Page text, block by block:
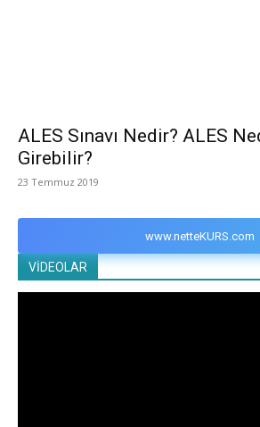
ALES Sınavı Nedir? ALES
Girebilir?
23 Temmuz 2019
www.netteKURS.com
VİDEOLAR